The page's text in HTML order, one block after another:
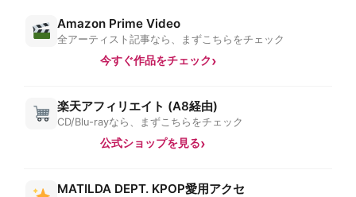
Amazon Prime Video
全アーティスト記事なら、まずこちらをチェック
今すぐ作品をチェック
楽天アフィリエイト (A8経由)
CD/Blu-rayなら、まずこちらをチェック
公式ショップを見る
MATILDA DEPT. KPOP愛用アクセ